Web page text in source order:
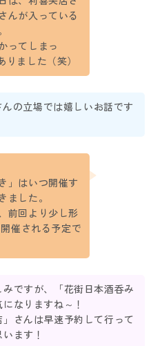
んが入っている
ってしまっ
ました（笑）
んの立場では嬉しいお話です
」はいつ開催す
ました。
前回より少し形
催される予定で
みですが、「花街日本酒呑み
なりますね～！
」さんは早速予約して行って
ます！